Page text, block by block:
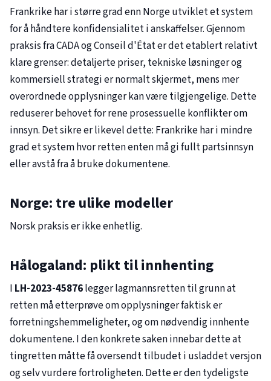
Frankrike har i større grad enn Norge utviklet et system
for å håndtere konfidensialitet i anskaffelser. Gjennom
praksis fra CADA og Conseil d'État er det etablert relativt
klare grenser: detaljerte priser, tekniske løsninger og
kommersiell strategi er normalt skjermet, mens mer
overordnede opplysninger kan være tilgjengelige. Dette
reduserer behovet for rene prosessuelle konflikter om
innsyn. Det sikre er likevel dette: Frankrike har i mindre
grad et system hvor retten enten må gi fullt partsinnsyn
eller avstå fra å bruke dokumentene.
Norge: tre ulike modeller
Norsk praksis er ikke enhetlig.
Hålogaland: plikt til innhenting
I LH-2023-45876legger lagmannsretten til grunn at
retten må etterprøve om opplysninger faktisk er
forretningshemmeligheter, og om nødvendig innhente
dokumentene. I den konkrete saken innebar dette at
tingretten måtte få oversendt tilbudet i usladdet versjon
og selv vurdere fortroligheten. Dette er den tydeligste